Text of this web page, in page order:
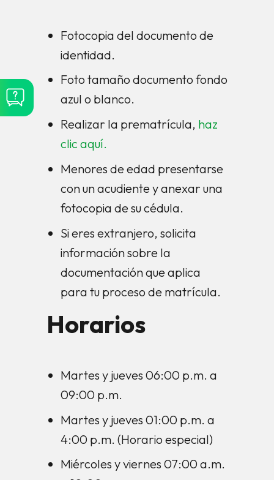
Fotocopia del documento de
identidad.
Foto tamaño documento fondo
azul o blanco.
Realizar la prematrícula, haz
clic aquí.
Menores de edad presentarse
con un acudiente y anexar una
fotocopia de su cédula.
Si eres extranjero, solicita
información sobre la
documentación que aplica
para tu proceso de matrícula.
Horarios
Martes y jueves 06:00 p.m. a
09:00 p.m.
Martes y jueves 01:00 p.m. a
4:00 p.m. (Horario especial)
Miércoles y viernes 07:00 a.m.